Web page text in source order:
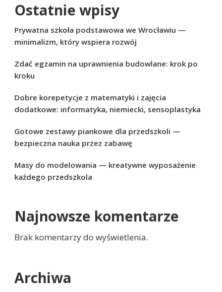
Ostatnie wpisy
Prywatna szkoła podstawowa we Wrocławiu —
minimalizm, który wspiera rozwój
Zdać egzamin na uprawnienia budowlane: krok po
kroku
Dobre korepetycje z matematyki i zajęcia
dodatkowe: informatyka, niemiecki, sensoplastyka
Gotowe zestawy piankowe dla przedszkoli —
bezpieczna nauka przez zabawę
Masy do modelowania — kreatywne wyposażenie
każdego przedszkola
Najnowsze komentarze
Brak komentarzy do wyświetlenia.
Archiwa